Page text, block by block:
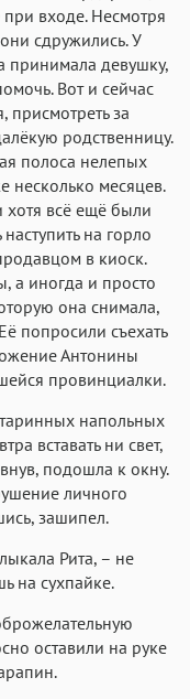
входе. Несмотря
сдружились. У
принимала девушку,
Вот и сейчас
присмотреть за
родственницу.
полоса нелепых
несколько месяцев.
хотя всё ещё были
на горло
в киоск.
а иногда и просто
она снимала,
попросили съехать
Антонины
провинциалки.
напольных
вставать ни свет,
подошла к окну.
личного
зашипел.
Рита, – не
на сухпайке.
оставили на руке